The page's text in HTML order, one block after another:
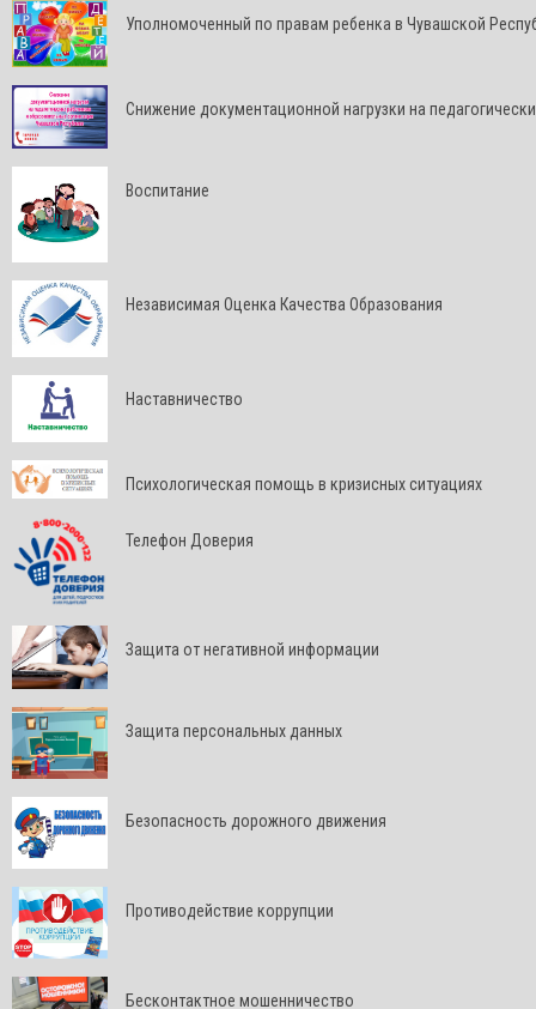
Уполномоченный по правам ребенка в Чувашской
Снижение документационной нагрузки на
Воспитание
Независимая Оценка Качества Образования
Наставничество
Психологическая помощь в кризисных ситуациях
Телефон Доверия
Защита от негативной информации
Защита персональных данных
Безопасность дорожного движения
Противодействие коррупции
Бесконтактное мошенничество